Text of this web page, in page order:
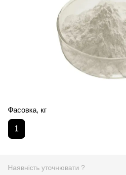
Фасовка, кг
1
Наявність уточнювати ?